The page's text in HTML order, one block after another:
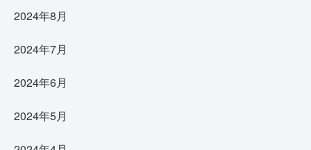
2024年8月
2024年7月
2024年6月
2024年5月